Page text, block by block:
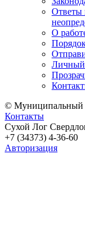
Ответы
О
Личный
© Муниципальный
Контакты
Сухой Лог
+7 (34373) 4-36-60
Авторизация